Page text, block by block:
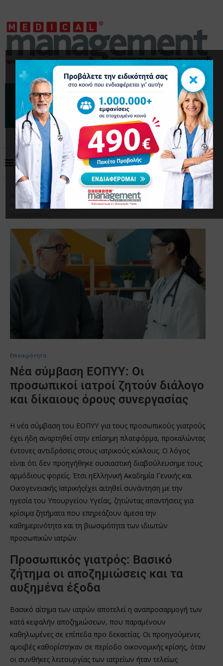
Home Επικαιρότητα
Νέα σύμβαση ΕΟΠΥΥ: Οι
προσωπικοί ιατροί ζητούν διάλογο και δίκαιους όρους
Επικαιρότητα
Νέα σύμβαση ΕΟΠΥΥ: Οι
προσωπικοί ιατροί ζητούν διάλογο
και δίκαιους όρους συνεργασίας
Η νέα σύμβαση του ΕΟΠΥΥ για τους προσωπικούς γιατρούς
έχει ήδη αναρτηθεί στην επίσημη πλατφόρμα, προκαλώντας
έντονες αντιδράσεις στους ιατρικούς κύκλους. Ο λόγος
είναι ότι δεν προηγήθηκε ουσιαστική διαβούλευσημε τους
αρμόδιους φορείς. Έτσι ηΕλληνική Ακαδημία Γενικής και
Οικογενειακής Ιατρικήςέχει αιτηθεί συνάντηση με την
ηγεσία του Υπουργείου Υγείας, ζητώντας απαντήσεις για
κρίσιμα ζητήματα που επηρεάζουν άμεσα την
καθημερινότητα και τη βιωσιμότητα των ιδιωτών
προσωπικών ιατρών.
Προσωπικός γιατρός: Βασικό
ζήτημα οι αποζημιώσεις και τα
αυξημένα έξοδα
Βασικό αίτημα των ιατρών αποτελεί η αναπροσαρμογή των
κατά κεφαλήν αποζημιώσεων, που παραμένουν
καθηλωμένες σε επίπεδα προ δεκαετίας. Οι προηγούμενες
αμοιβές καθορίστηκαν σε περίοδο οικονομικής κρίσης, όταν
οι συνθήκες λειτουργίας των ιατρείων ήταν τελείως
×
×